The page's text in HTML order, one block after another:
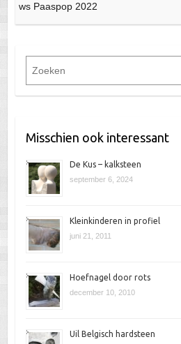
ws Paaspop 2022
e
Misschien ook interessant
De Kus – kalksteen
september 6, 2024
Kleinkinderen in profiel
juni 21, 2011
Hoefnagel door rots
december 10, 2010
Uil Belgisch hardsteen